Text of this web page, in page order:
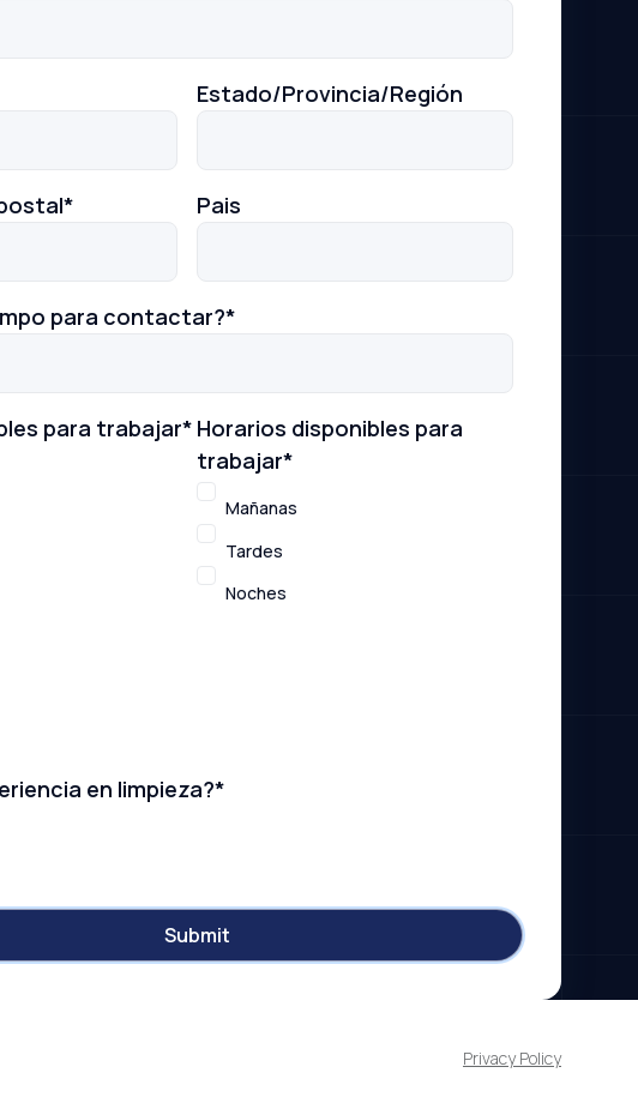
Estado/Provincia/Región
* Pais
para contactar?*
para trabajar* Horarios disponibles para
trabajar*
Mañanas
Tardes
Noches
en limpieza?*
Privacy Policy